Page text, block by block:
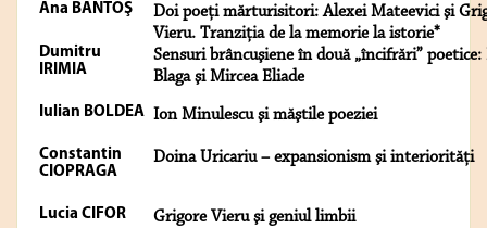
Ana BANTOŞ
Doi poeţi mărturisitori: Alexei Mateevici şi
Vieru. Tranziţia de la memorie la istorie*
Dumitru
IRIMIA
Sensuri brâncuşiene în două „încifrări” poetice:
Blaga şi Mircea Eliade
Iulian BOLDEA Ion Minulescu şi măştile poeziei
Constantin
CIOPRAGA
Doina Uricariu – expansionism şi interiorităţi
Lucia CIFOR Grigore Vieru şi geniul limbii